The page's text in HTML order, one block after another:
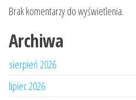
Brak komentarzy do wyświetlenia.
Archiwa
sierpień 2026
lipiec 2026